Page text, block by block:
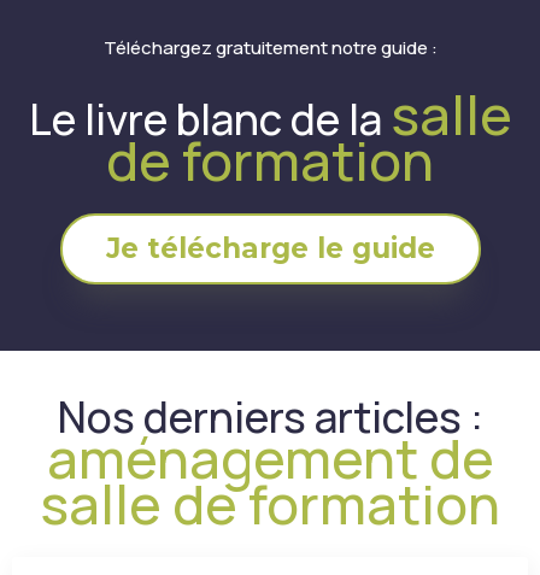
Téléchargez gratuitement notre guide :
Le livre blanc de la salle
de formation
Je télécharge le guide
Nos derniers articles :
aménagement de
salle de formation